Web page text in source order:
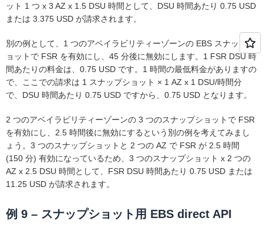
ット 1 つ x 3 AZ x 1.5 DSU 時間として、DSU 時間あたり 0.75 USD
または 3.375 USD が請求されます。
別の例として、1 つのアベイラビリティーゾーンの EBS スナップシ
ョットで FSR を有効にし、45 分後に無効にします。1 FSR DSU 時
間あたりの料金は、0.75 USD です。1 時間の最低料金がありますの
で、ここでの請求は 1 スナップショット × 1 AZ x 1 DSU/時間分
で、DSU 時間あたり 0.75 USD ですから、0.75 USD となります。
2 つのアベイラビリティーゾーンの 3 つのスナップショットで FSR
を有効にし、2.5 時間後に無効にするという別の例を考えてみまし
ょう。3 つのスナップショットと 2 つの AZ で FSR が 2.5 時間
(150 分) 有効になっているため、3 つのスナップショット x 2 つの
AZ x 2.5 DSU 時間として、FSR DSU 時間あたり 0.75 USD または
11.25 USD が請求されます。
例 9 – スナップショット用 EBS direct API